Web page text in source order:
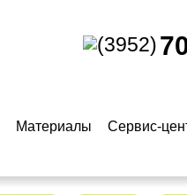
(3952)
Материалы
Сервис-